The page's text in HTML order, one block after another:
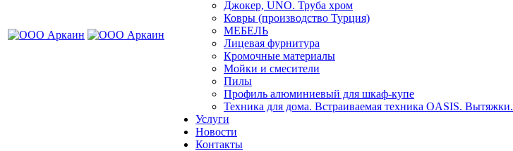
Джокер, UNO. Труба хром
Ковры (производство Турция)
МЕБЕЛЬ
Лицевая фурнитура
Кромочные материалы
Мойки и смесители
Пилы
Профиль алюминиевый для шкаф-купе
Техника для дома. Встраиваемая техника OASIS. Вытяжки.
Услуги
Новости
Контакты